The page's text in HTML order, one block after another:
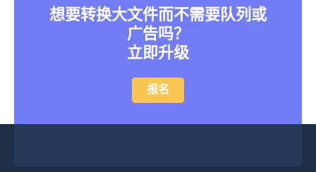
想要转换大文件而不需要队列或
广告吗？
立即升级
报名